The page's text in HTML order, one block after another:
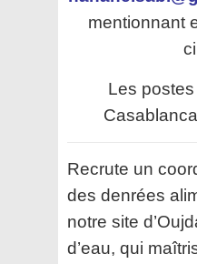
mentionnant
Les
Recrute un
des denrées
notre site
d’eau, qui